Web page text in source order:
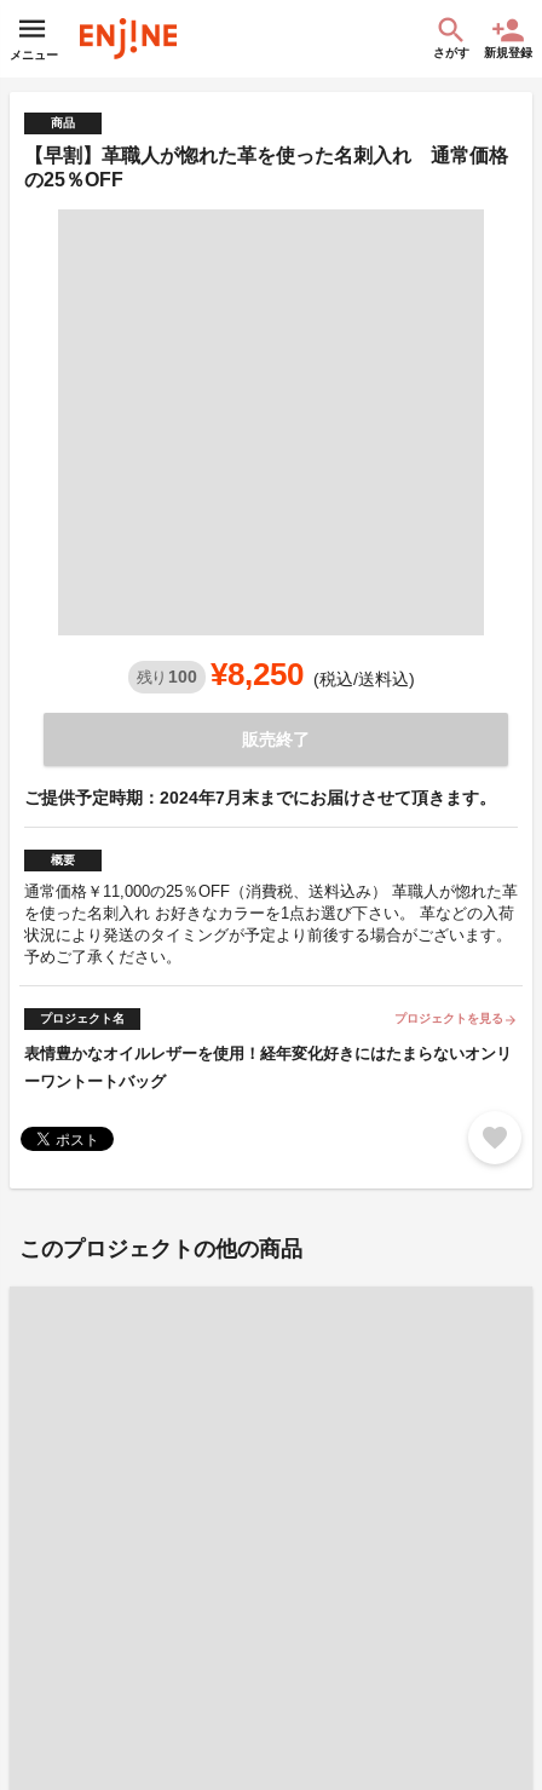
メニュー さがす 新規登録
商品
【早割】革職人が惚れた革を使った名刺入れ 通常価格
の25％OFF
残り 100 ¥8,250 (税込/送料込)
販売終了
ご提供予定時期：2024年7月末までにお届けさせて頂きます。
概要
通常価格￥11,000の25％OFF（消費税、送料込み） 革職人が惚れた革
を使った名刺入れ お好きなカラーを1点お選び下さい。 革などの入荷
状況により発送のタイミングが予定より前後する場合がございます。
予めご了承ください。
プロジェクト名 プロジェクトを見る arrow_forward
表情豊かなオイルレザーを使用！経年変化好きにはたまらないオンリ
ーワントートバッグ
favorite
このプロジェクトの他の商品